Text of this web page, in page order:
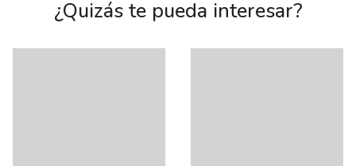
¿Quizás te pueda interesar?